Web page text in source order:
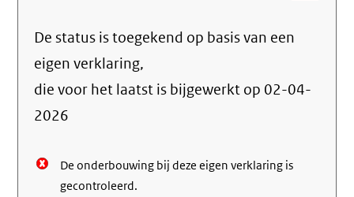
Ga
over
De status is toegekend op basis van een
eigen verklaring,
die voor het laatst is bijgewerkt op 02-04-
2026
De onderbouwing bij deze eigen verklaring is
gecontroleerd.